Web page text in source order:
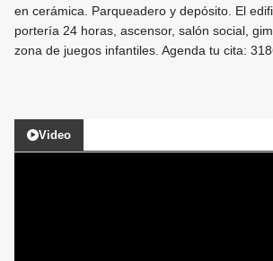
en cerámica. Parqueadero y depósito. El
portería 24 horas, ascensor, salón social,
zona de juegos infantiles. Agenda tu cita:
Video